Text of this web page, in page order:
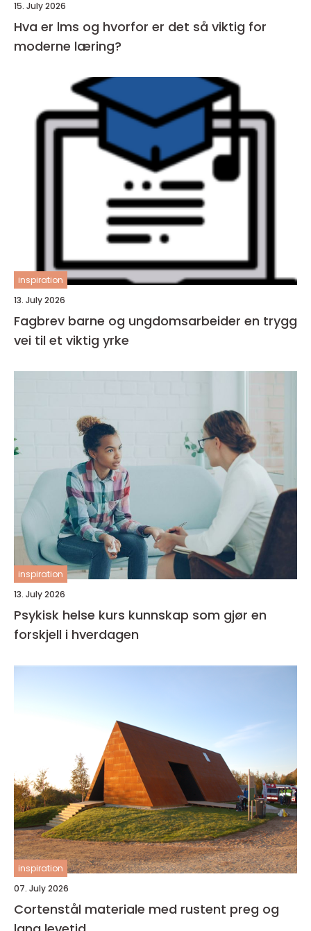
15. July 2026
Hva er lms og hvorfor er det så viktig for
moderne læring?
inspiration
13. July 2026
Fagbrev barne og ungdomsarbeider en trygg
vei til et viktig yrke
inspiration
13. July 2026
Psykisk helse kurs kunnskap som gjør en
forskjell i hverdagen
inspiration
07. July 2026
Cortenstål materiale med rustent preg og